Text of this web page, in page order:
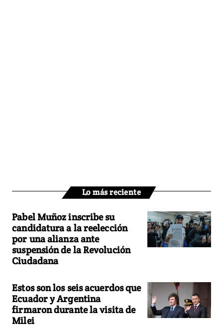
Lo más reciente
Pabel Muñoz inscribe su
candidatura a la reelección
por una alianza ante
suspensión de la Revolución
Ciudadana
Estos son los seis acuerdos que
Ecuador y Argentina
firmaron durante la visita de
Milei